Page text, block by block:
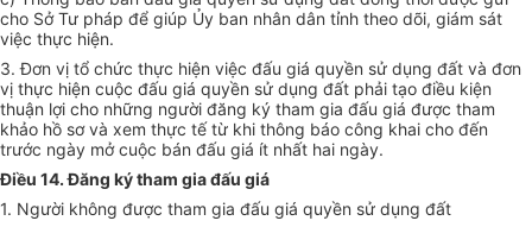
cho Sở Tư pháp để giúp Ủy ban nhân dân tỉnh theo dõi, giám sát
việc thực hiện.
3. Đơn vị tổ chức thực hiện việc đấu giá quyền sử dụng đất và đơn
vị thực hiện cuộc đấu giá quyền sử dụng đất phải tạo điều kiện
thuận lợi cho những người đăng ký tham gia đấu giá được tham
khảo hồ sơ và xem thực tế từ khi thông báo công khai cho đến
trước ngày mở cuộc bán đấu giá ít nhất hai ngày.
Điều 14. Đăng ký tham gia đấu giá
1. Người không được tham gia đấu giá quyền sử dụng đất